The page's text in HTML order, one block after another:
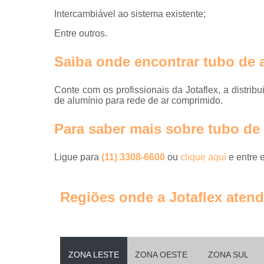
Intercambiável ao sistema existente;
Entre outros.
Saiba onde encontrar tubo de
Conte com os profissionais da Jotaflex, a
de alumínio para rede de ar comprimido.
Para saber mais sobre tubo
Ligue para (11) 3308-6600 ou clique aqui e entre
Regiões onde a Jotaflex
ZONA LESTE ZONA OESTE ZONA SUL